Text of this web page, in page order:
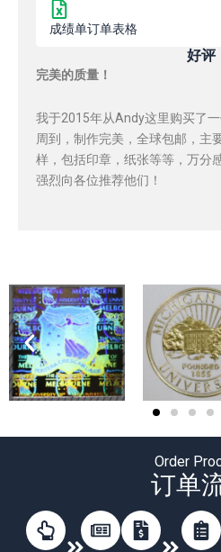
成绩单订单表格
好评
完美的质量！
我于2015年从Andy这里购买了
周到，制作完美，全球包邮，主
样，包括印章，纸张等等，万分
强烈向各位推荐他们！
Order
订单